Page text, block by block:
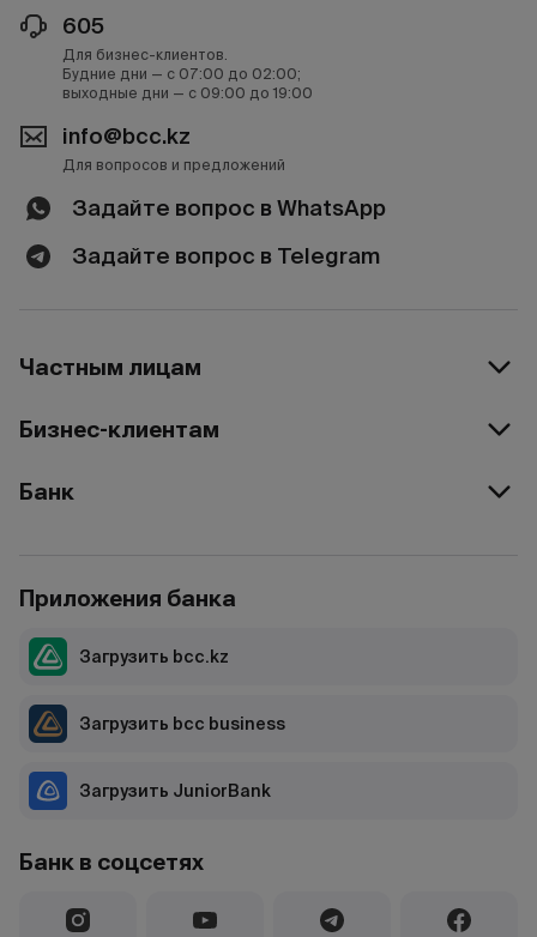
605
Для бизнес-клиентов.
Будние дни — с 07:00 до 02:00;
выходные дни — с 09:00 до 19:00
info@bcc.kz
Для вопросов и предложений
Задайте вопрос в WhatsApp
Задайте вопрос в Telegram
Частным лицам
Бизнес-клиентам
Банк
Банк в соцсетях
Приложения банка
Загрузить bcc.kz
Загрузить bcc business
Загрузить JuniorBank